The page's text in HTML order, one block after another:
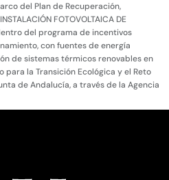
del Plan de Recuperación,
FOTOVOLTAICA DE
dentro del programa de incentivos
con fuentes de energía
de sistemas térmicos renovables en
la Transición Ecológica y el Reto
de Andalucía, a través de la Agencia